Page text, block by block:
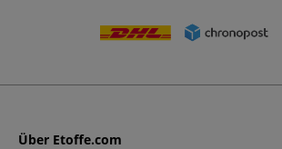
Über Etoffe.com